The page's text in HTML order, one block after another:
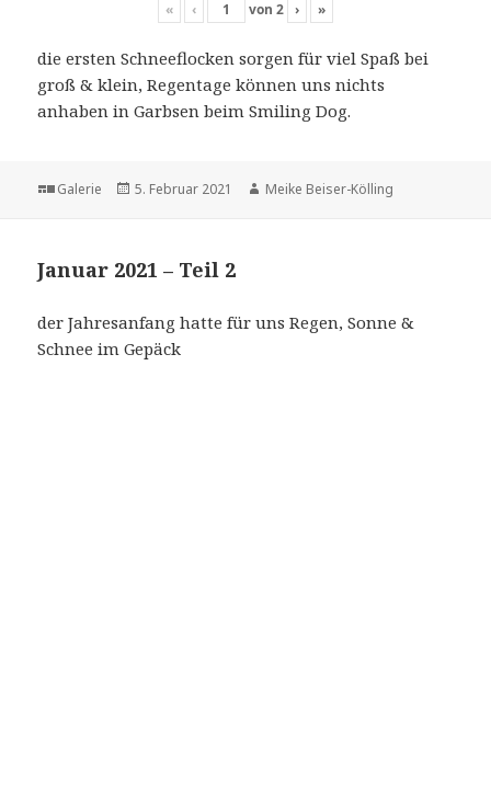
« ‹ von 2 › »
die ersten Schneeflocken sorgen für viel Spaß bei
groß & klein, Regentage können uns nichts
anhaben in Garbsen beim Smiling Dog.
Format
Galerie
Veröffentlicht
5. Februar 2021 Autor
Meike Beiser-Kölling
Januar 2021 – Teil 2
der Jahresanfang hatte für uns Regen, Sonne &
Schnee im Gepäck